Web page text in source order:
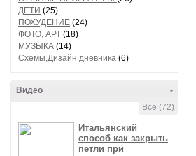
ДЕТИ (25)
ПОХУДЕНИЕ (24)
ФОТО, АРТ (18)
МУЗЫКА (14)
Схемы,Дизайн дневника (6)
-
Видео
Все (72)
Итальянский
способ как закрыть
петли при